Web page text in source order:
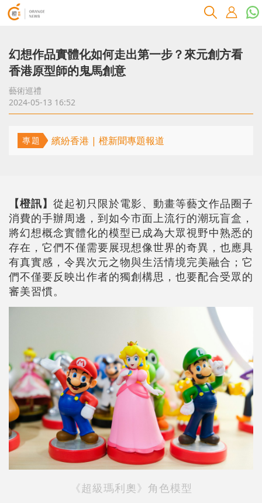
幻想作品實體化如何走出第一步？來元創方看
香港原型師的鬼馬創意
藝術巡禮
2024-05-13 16:52
專題 繽紛香港 | 橙新聞專題報道
【橙訊】 從起初只限於電影、動畫等藝文作品圈子
消費的手辦周邊，到如今市面上流行的潮玩盲盒，
將幻想概念實體化的模型已成為大眾視野中熟悉的
存在，它們不僅需要展現想像世界的奇異，也應具
有真實感，令異次元之物與生活情境完美融合；它
們不僅要反映出作者的獨創構思，也要配合受眾的
審美習慣。
《超級瑪利奧》角色模型